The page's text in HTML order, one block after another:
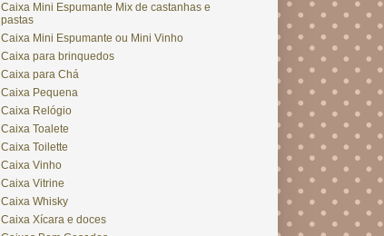
Caixa Mini Espumante Mix de castanhas e
pastas
Caixa Mini Espumante ou Mini Vinho
Caixa para brinquedos
Caixa para Chá
Caixa Pequena
Caixa Relógio
Caixa Toalete
Caixa Toilette
Caixa Vinho
Caixa Vitrine
Caixa Whisky
Caixa Xícara e doces